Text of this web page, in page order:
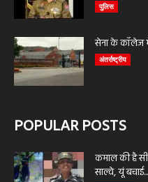
पुलिस
सेना के कॉलेज
अंतर्राष्ट्रीय
POPULAR POSTS
कमाल की है
साल्वे, यूं बचाई...